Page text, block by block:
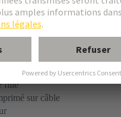
soudage à la vague
fille
sur câble